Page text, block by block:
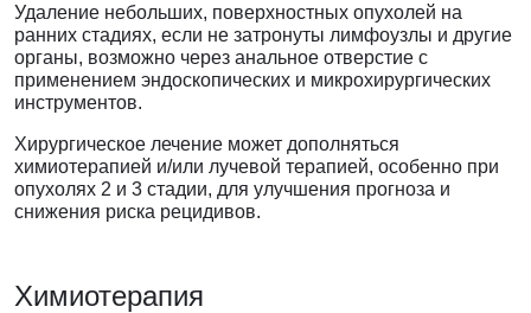
Удаление небольших, поверхностных опухолей на
ранних стадиях, если не затронуты лимфоузлы и другие
органы, возможно через анальное отверстие с
применением эндоскопических и микрохирургических
инструментов.
Хирургическое лечение может дополняться
химиотерапией и/или лучевой терапией, особенно при
опухолях 2 и 3 стадии, для улучшения прогноза и
снижения риска рецидивов.
Химиотерапия